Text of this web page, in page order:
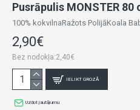
Pusrāpulis MONSTER 80
100% kokvilnaRažots PolijāKoala
2,90€
Bez nodokļa:2,40€
IELIKT GROZĀ
Uzdot jautājumu